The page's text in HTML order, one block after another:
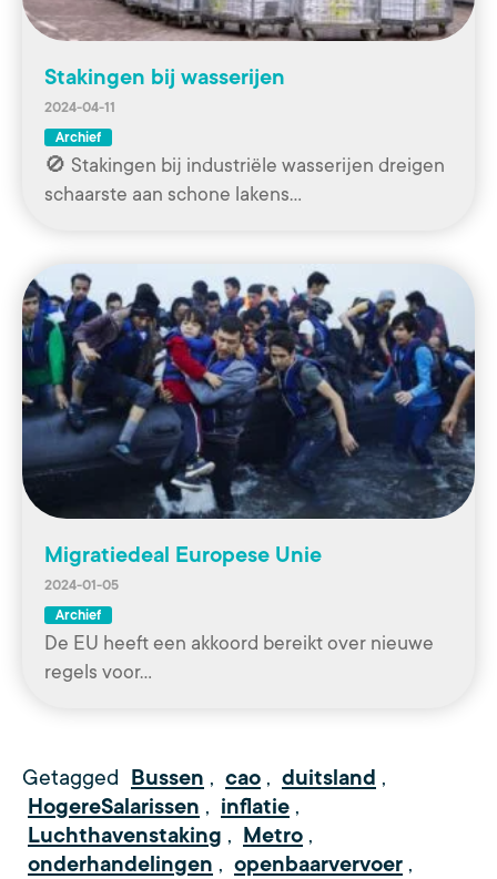
Stakingen bij wasserijen
2024-04-11
Archief
🚫 Stakingen bij industriële wasserijen dreigen
schaarste aan schone lakens…
Migratiedeal Europese Unie
2024-01-05
Archief
De EU heeft een akkoord bereikt over nieuwe
regels voor…
Getagged Bussen , cao , duitsland ,
HogereSalarissen , inflatie ,
Luchthavenstaking , Metro ,
onderhandelingen , openbaarvervoer ,